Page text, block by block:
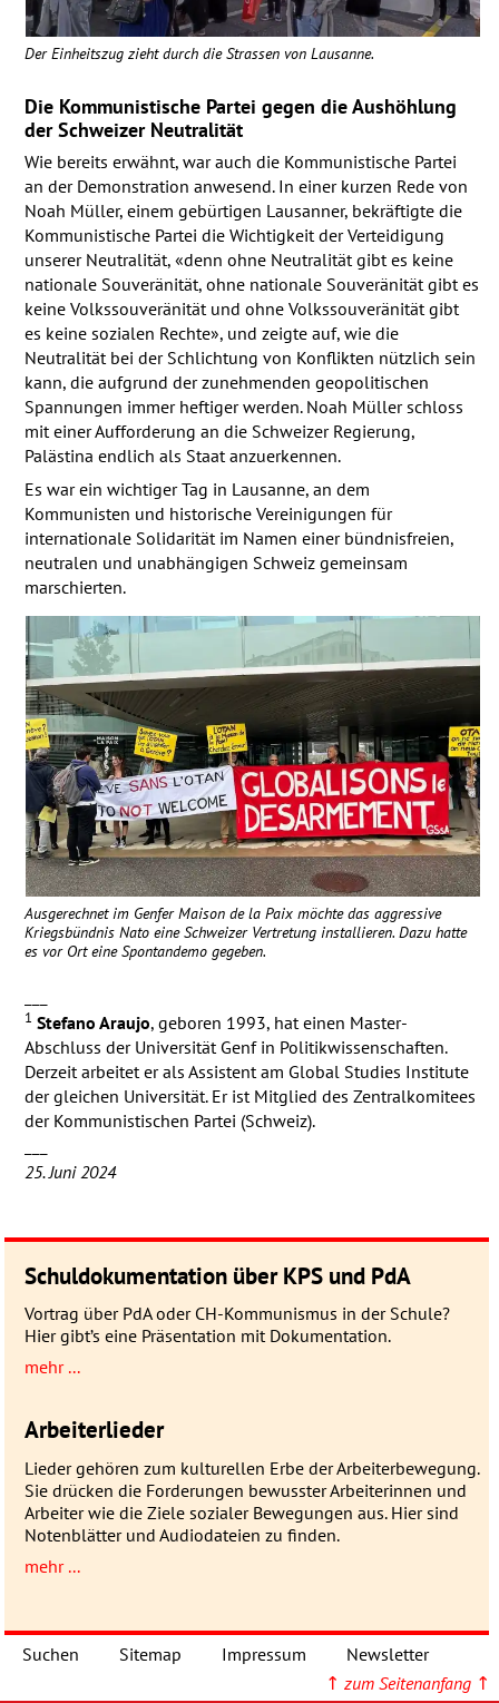
Der Einheitszug zieht durch die Strassen von Lausanne.
Die Kommunistische Partei gegen die Aushöhlung
der Schweizer Neutralität
Wie bereits erwähnt, war auch die Kommunistische Partei
an der Demonstration anwesend. In einer kurzen Rede von
Noah Müller, einem gebürtigen Lausanner, bekräftigte die
Kommunistische Partei die Wichtigkeit der Verteidigung
unserer Neutralität, «denn ohne Neutralität gibt es keine
nationale Souveränität, ohne nationale Souveränität gibt es
keine Volkssouveränität und ohne Volkssouveränität gibt
es keine sozialen Rechte», und zeigte auf, wie die
Neutralität bei der Schlichtung von Konflikten nützlich sein
kann, die aufgrund der zunehmenden geopolitischen
Spannungen immer heftiger werden. Noah Müller schloss
mit einer Aufforderung an die Schweizer Regierung,
Palästina endlich als Staat anzuerkennen.
Es war ein wichtiger Tag in Lausanne, an dem
Kommunisten und historische Vereinigungen für
internationale Solidarität im Namen einer bündnisfreien,
neutralen und unabhängigen Schweiz gemeinsam
marschierten.
Ausgerechnet im Genfer Maison de la Paix möchte das aggressive
Kriegsbündnis Nato eine Schweizer Vertretung installieren. Dazu hatte
es vor Ort eine Spontandemo gegeben.
1 Stefano Araujo, geboren 1993, hat einen Master-
Abschluss der Universität Genf in Politikwissenschaften.
Derzeit arbeitet er als Assistent am Global Studies Institute
der gleichen Universität. Er ist Mitglied des Zentralkomitees
der Kommunistischen Partei (Schweiz).
25. Juni 2024
Schuldokumentation über KPS und PdA
Vortrag über PdA oder CH-Kommunismus in der Schule?
Hier gibt’s eine Präsentation mit Dokumentation.
mehr ...
Arbeiterlieder
Lieder gehören zum kulturellen Erbe der Arbeiterbewegung.
Sie drücken die Forderungen bewusster Arbeiterinnen und
Arbeiter wie die Ziele sozialer Bewegungen aus. Hier sind
Notenblätter und Audiodateien zu finden.
mehr ...
↑ zum Seitenanfang ↑
Suchen Sitemap Impressum Newsletter